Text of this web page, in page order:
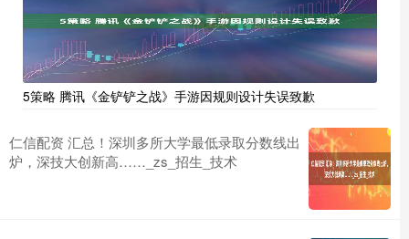
5策略 腾讯《金铲铲之战》手游因规则设计失误致歉
仁信配资 汇总！深圳多所大学最低录取分数线出
炉，深技大创新高……_zs_招生_技术